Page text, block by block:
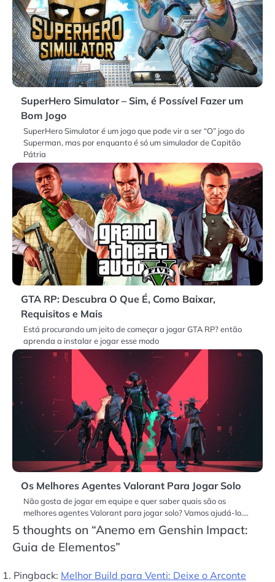
SuperHero Simulator – Sim, é Possível Fazer um
Bom Jogo
SuperHero Simulator é um jogo que pode vir a ser “O” jogo do
Superman, mas por enquanto é só um simulador de Capitão
Pátria
GTA RP: Descubra O Que É, Como Baixar,
Requisitos e Mais
Está procurando um jeito de começar a jogar GTA RP? então
aprenda a instalar e jogar esse modo
Os Melhores Agentes Valorant Para Jogar Solo
Não gosta de jogar em equipe e quer saber quais são os
melhores agentes Valorant para jogar solo? Vamos ajudá-lo.…
5 thoughts on “Anemo em Genshin Impact:
Guia de Elementos”
Pingback: Melhor Build para Venti: Deixe o Arconte